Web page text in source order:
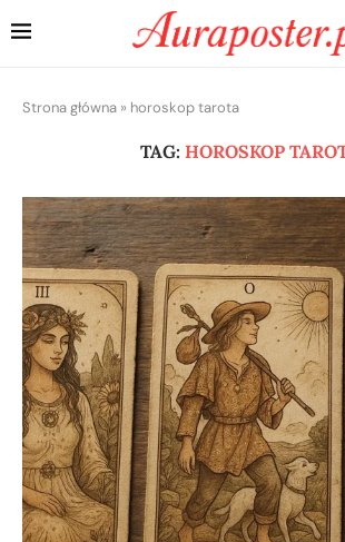
Strona główna » horoskop tarota
TAG: HOROSKOP